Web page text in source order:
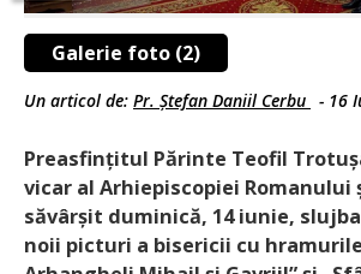
Galerie foto (2)
Un articol de: Pr. Ștefan Daniil Cerbu - 16
Preasfințitul Părinte Teofil
vicar al Arhiepiscopiei Romanului
săvârșit duminică, 14 iunie,
noii picturi a bisericii cu